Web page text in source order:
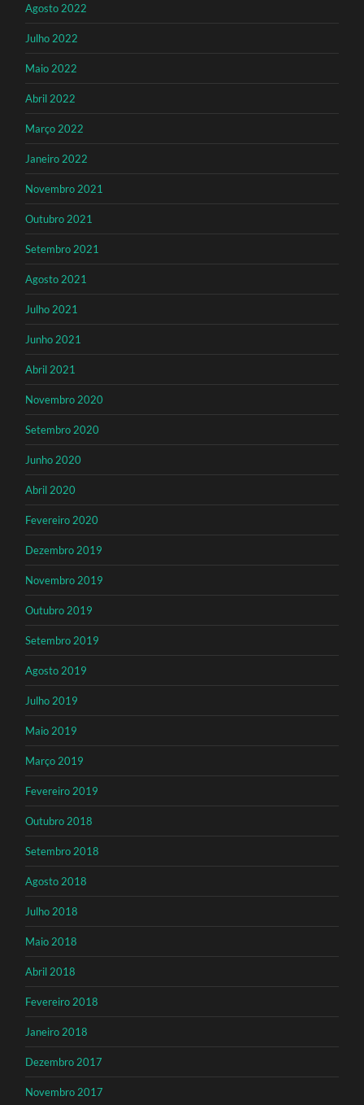
Agosto 2022
Julho 2022
Maio 2022
Abril 2022
Março 2022
Janeiro 2022
Novembro 2021
Outubro 2021
Setembro 2021
Agosto 2021
Julho 2021
Junho 2021
Abril 2021
Novembro 2020
Setembro 2020
Junho 2020
Abril 2020
Fevereiro 2020
Dezembro 2019
Novembro 2019
Outubro 2019
Setembro 2019
Agosto 2019
Julho 2019
Maio 2019
Março 2019
Fevereiro 2019
Outubro 2018
Setembro 2018
Agosto 2018
Julho 2018
Maio 2018
Abril 2018
Fevereiro 2018
Janeiro 2018
Dezembro 2017
Novembro 2017